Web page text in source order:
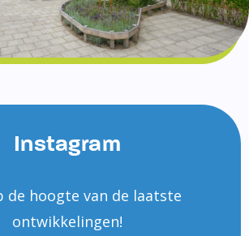
Instagram
de hoogte van de laatste
ontwikkelingen!